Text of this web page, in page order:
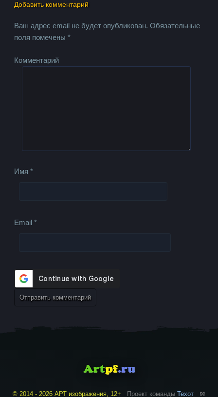
Добавить комментарий
Ваш адрес email не будет опубликован. Обязательные
поля помечены*
Комментарий
Имя*
Email*
© 2014 - 2026 АРТ изображения, 12+ Проект команды Техот 𝌴